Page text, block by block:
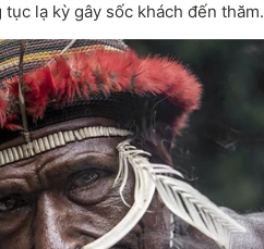
lạ kỳ gây sốc khách đến thăm.